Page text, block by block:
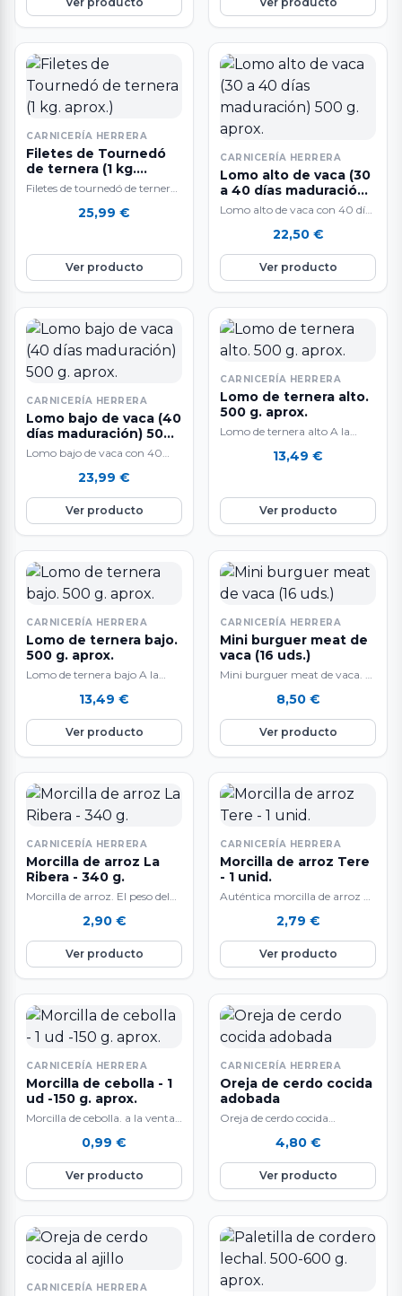
CARNICERÍA HERRERA
Filetes de Tournedó
de ternera (1 kg.
aprox.)
Filetes de tournedó de ternera
kg. aproximadamente.…
25,99 €
Ver producto
CARNICERÍA HERRERA
Lomo alto de vaca (30
a 40 días maduración)
500 g. aprox.
Lomo alto de vaca con 40 días
unidades de…22,50 €
Ver producto
CARNICERÍA HERRERA
Lomo bajo de vaca (40
días maduración) 500
g. aprox.
Lomo bajo de vaca con 40
venta por unidades de…
23,99 €
Ver producto
CARNICERÍA HERRERA
Lomo de ternera alto.
500 g. aprox.
Lomo de ternera alto A la
aproximadamente. El peso…
13,49 €
Ver producto
CARNICERÍA HERRERA
Lomo de ternera bajo.
500 g. aprox.
Lomo de ternera bajo A la
aprox. El peso…
13,49 €
Ver producto
CARNICERÍA HERRERA
Mini burguer meat de
vaca (16 uds.)
Mini burguer meat de vaca. A
unidades y 16…
8,50 €
Ver producto
CARNICERÍA HERRERA
Morcilla de arroz La
Ribera - 340 g.
Morcilla de arroz. El peso del
puede variar en función de…
2,90 €
Ver producto
CARNICERÍA HERRERA
Morcilla de arroz Tere
- 1 unid.
Auténtica morcilla de arroz de
por unidades de 340…
2,79 €
Ver producto
CARNICERÍA HERRERA
Morcilla de cebolla - 1
ud -150 g. aprox.
Morcilla de cebolla. a la venta
aproximadamente. El peso
del…
0,99 €
Ver producto
CARNICERÍA HERRERA
Oreja de cerdo cocida
adobada
Oreja de cerdo cocida
paquetes envasados al vacío.
Deliciosa oreja…
4,80 €
Ver producto
CARNICERÍA HERRERA